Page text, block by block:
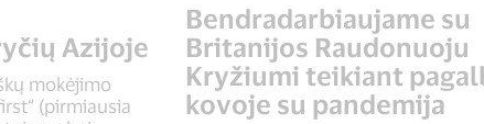
Azijoje
mokėjimo
(pirmiausia
Bendradarbiaujame su
Britanijos Raudonuoju
Kryžiumi teikiant
kovoje su pandemija